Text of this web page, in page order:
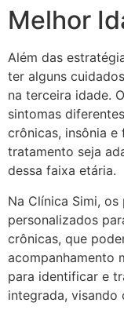
Melhor
Além das
ter alguns
na terceira idade.
sintomas
crônicas, insônia e
tratamento seja
dessa faixa etária.
Na Clínica Simi,
personalizados
crônicas, que
acompanhamento
para identificar e
integrada,